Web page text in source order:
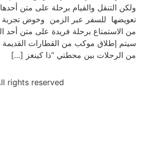
ولكن التنقل والقيام برحلة على متن
تعويضها للسفر عبر الزمن وخوض تجربة
من الاستمتاع برحلة فريدة على متن أحد
سيتم إطلاق موكب من القطارات القديمة
من الرحلات بين محطتي “ذا كينغز […]
rights reserved